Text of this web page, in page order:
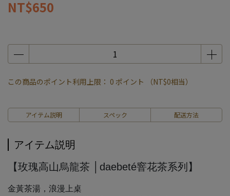
NT$650
この商品のポイント利用上限： 0 ポイント （NT$0相当）
アイテム説明 スペック 配送方法
アイテム説明
【玫瑰高山烏龍茶 │daebeté窨花茶系列】
金黃茶湯，浪漫上桌